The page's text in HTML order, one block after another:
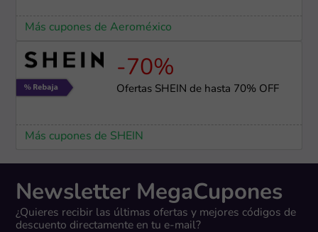
Más cupones de Aeroméxico
-70%
Ofertas SHEIN de hasta 70% OFF
Más cupones de SHEIN
Newsletter MegaCupones
¿Quieres recibir las últimas ofertas y mejores códigos de
descuento directamente en tu e-mail?